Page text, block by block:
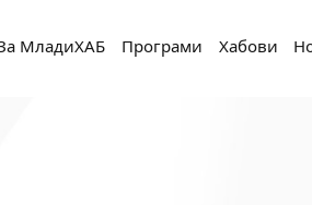
МладиХАБ Програми Хабови